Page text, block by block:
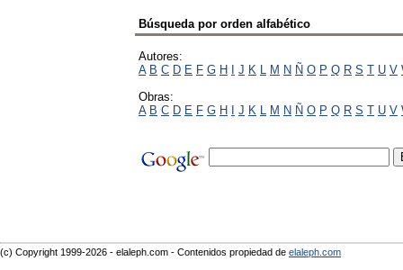
Búsqueda por orden alfabético
Autores:
A B C D E F G H I J K L M N Ñ O P Q R S T U V
Obras:
A B C D E F G H I J K L M N Ñ O P Q R S T U V
(c) Copyright 1999-2026 - elaleph.com - Contenidos propiedad de elaleph.com